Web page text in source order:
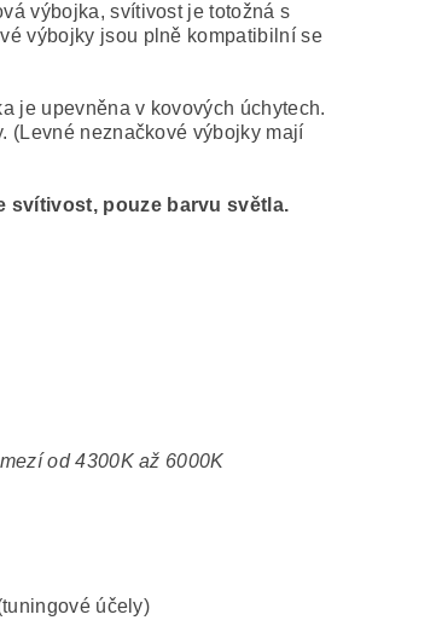
výbojka, svítivost je totožná s
výbojky jsou plně kompatibilní se
je upevněna v kovových úchytech.
(Levné neznačkové výbojky mají
svítivost, pouze barvu světla.
od 4300K až 6000K
účely)